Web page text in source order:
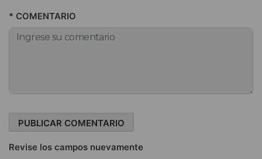
* COMENTARIO
Revise los campos nuevamente